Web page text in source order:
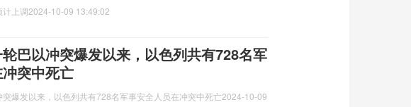
上调2024-10-09 13:49:02
巴以冲突爆发以来，以色列共有728名军
突中死亡
爆发以来，以色列共有728名军事安全人员在冲突中死亡2024-10-09